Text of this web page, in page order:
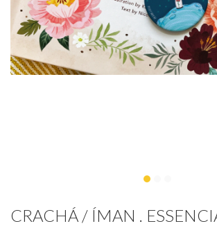
CRACHÁ / ÍMAN .